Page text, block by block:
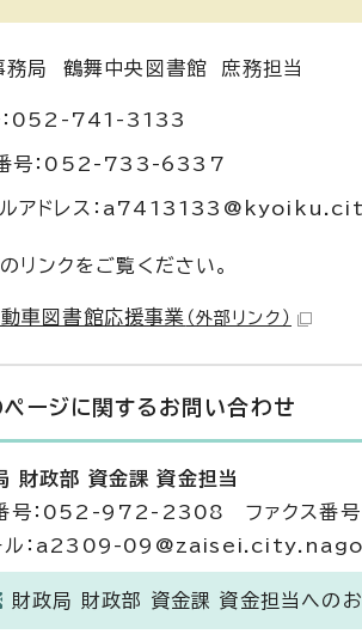
務局 鶴舞中央図書館 庶務担当
：052-741-3133
番号：052-733-6337
ルアドレス：
リンクをご覧ください。
車図書館応援事業 （外部リンク）
ページに関する お問い合わせ
財政部 資金課 資金担当
号：052-972-2308 ファクス番
ル：a2309-
財政局 財政部 資金課 資金担当への